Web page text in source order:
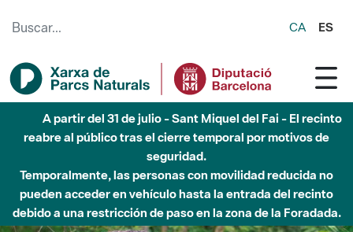
CA ES
A partir del 31 de julio - Sant Miquel del Fai - El recinto
reabre al público tras el cierre temporal por motivos de
seguridad.
Temporalmente, las personas con movilidad reducida no
pueden acceder en vehículo hasta la entrada del recinto
debido a una restricción de paso en la zona de la Foradada.